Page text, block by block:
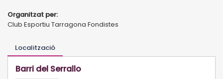
Organitzat per:
Club Esportiu Tarragona Fondistes
Localització
Barri del Serrallo